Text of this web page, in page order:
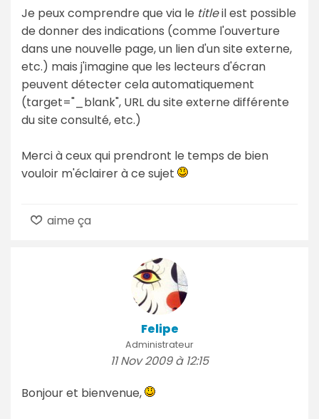
Je peux comprendre que via le titleil est possible
de donner des indications (comme l'ouverture
dans une nouvelle page, un lien d'un site externe,
etc.) mais j'imagine que les lecteurs d'écran
peuvent détecter cela automatiquement
(target="_blank", URL du site externe différente
du site consulté, etc.)
Merci à ceux qui prendront le temps de bien
vouloir m'éclairer à ce sujet
aime ça
Felipe
Administrateur
11 Nov 2009 à 12:15
Bonjour et bienvenue,